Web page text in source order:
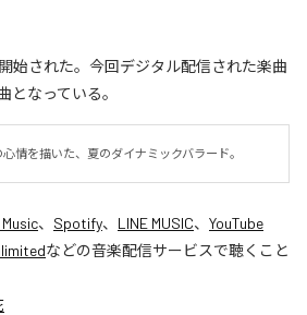
開始された。今回デジタル配信された楽曲
となっている。
情を描いた、夏のダイナミックバラード。
、 Spotify、 LINE MUSIC、 YouTube
などの音楽配信サービスで聴くこと